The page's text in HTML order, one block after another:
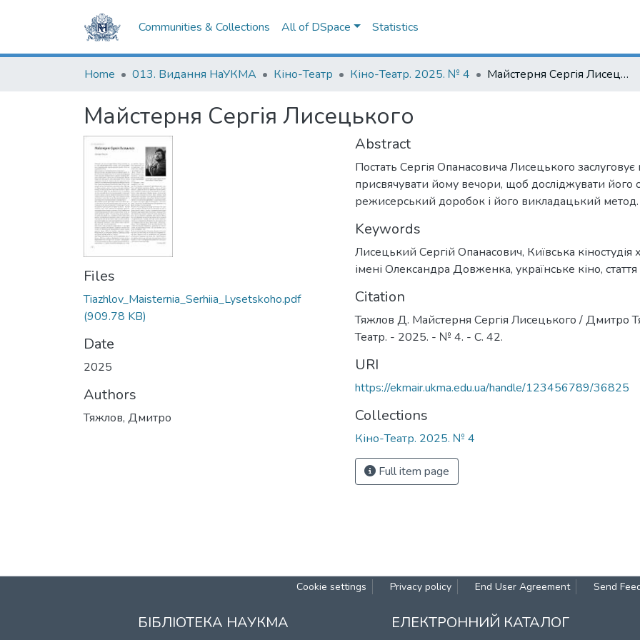
Communities & Collections All of DSpace Statistics
Home 013. Видання НаУКМА Кіно-Театр Кіно-Театр. 2025. № 4 Майстерня Сергія Лисецького
Майстерня Сергія Лисецького
Files
Tiazhlov_Maisternia_Serhiia_Lysetskoho.pdf
(909.78 KB)
Date
2025
Authors
Тяжлов, Дмитро
Abstract
Постать Сергія Опанасовича Лисецького
присвячувати йому вечори, щоб досліджувати його
режисерський доробок і його викладацький метод.
Keywords
Лисецький Сергій Опанасович, Київська
імені Олександра Довженка, українське кіно, стаття
Citation
Тяжлов Д. Майстерня Сергія Лисецького / Дмитро
Театр. - 2025. - № 4. - C. 42.
URI
https://ekmair.ukma.edu.ua/handle/123456789/36825
Collections
Кіно-Театр. 2025. № 4
Full item page
Cookie settings Privacy policy End User Agreement Send
БІБЛІОТЕКА НАУКМА ЕЛЕКТРОННИЙ КАТАЛОГ